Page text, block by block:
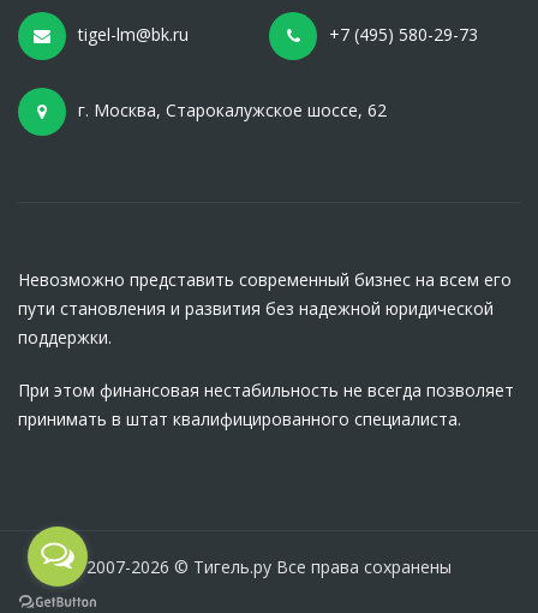
tigel-lm@bk.ru +7 (495) 580-29-73
г. Москва, Старокалужское шоссе, 62
Невозможно представить современный бизнес на всем его
пути становления и развития без надежной юридической
поддержки.
При этом финансовая нестабильность не всегда позволяет
принимать в штат квалифицированного специалиста.
2007-2026 © Тигель.ру Все права сохранены